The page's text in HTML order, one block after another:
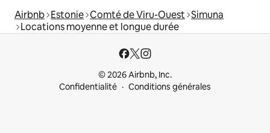
Airbnb Estonie Comté de Viru-Ouest Simuna
Locations moyenne et longue durée
© 2026 Airbnb, Inc.
Confidentialité
Conditions générales